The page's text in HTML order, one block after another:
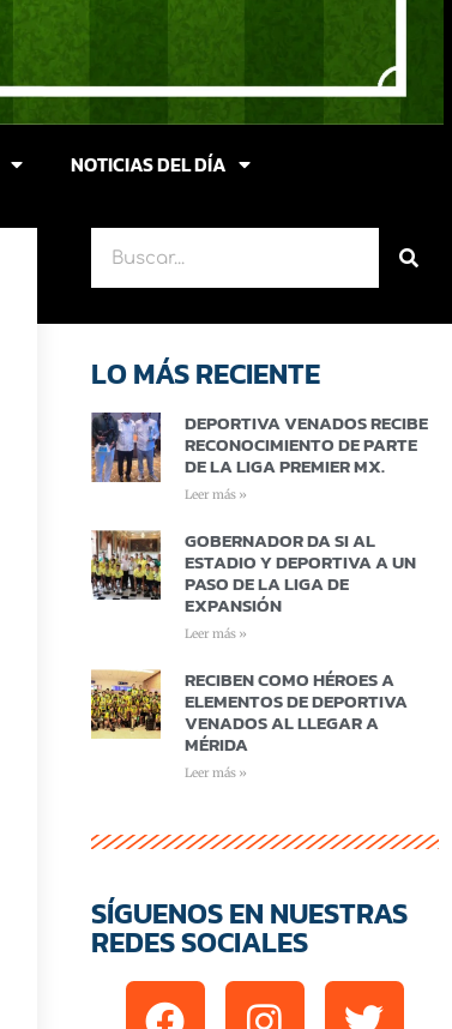
NOTICIAS DEL DÍA
LO MÁS RECIENTE
DEPORTIVA VENADOS RECIBE
RECONOCIMIENTO DE PARTE
DE LA LIGA PREMIER MX.
Leer más »
GOBERNADOR DA SI AL
ESTADIO Y DEPORTIVA A UN
PASO DE LA LIGA DE
EXPANSIÓN
Leer más »
RECIBEN COMO HÉROES A
ELEMENTOS DE DEPORTIVA
VENADOS AL LLEGAR A
MÉRIDA
Leer más »
SÍGUENOS EN NUESTRAS
REDES SOCIALES